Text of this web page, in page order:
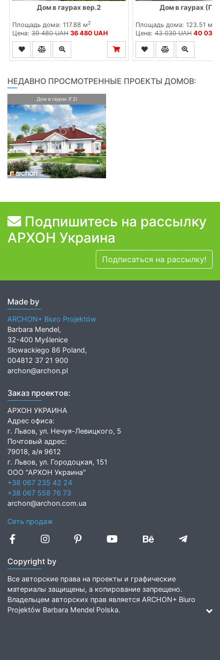
Дом в гаурах вер.2
Площадь дома: 117.88 м2
Цена: 39 480 UAH 36 480 UAH
Дом в гаурах
Площадь дома: 123.51 м
Цена:43 030 UAH 40 030
НЕДАВНО ПРОСМОТРЕННЫЕ ПРОЕКТЫ ДОМОВ:
Дом в гаурах (Г2)
Подпишитесь на рассылку
АРХОН Украина
Подписаться на рассылку!
Made by
ARCHON+ Biuro Projektów
Barbara Mendel,
32-400 Myślenice
Słowackiego 86 Poland,
004812 37 21 900
archon@archon.pl
Заказ проектов:
АРХОН УКРАИНА
Адрес офиса:
г. Львов, ул. Нечуя-Левицкого, 5
Почтовый адрес:
79018, а/я 9612
г. Львов, ул. Городоцкая, 151
ООО "АРХОН Украина"
+38 067 235 42 24
+38 067 558 76 73
archon@archon.com.ua
Сеть продаж
Copyright by
Все авторские права на проекты и графические
материалы защищены, а копирование запрещено.
Владельцем авторских прав является ARCHON+ Biuro
Projektów Barbara Mendel Polska.